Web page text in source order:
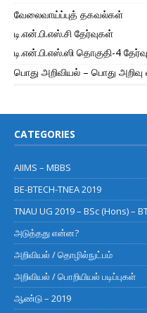
வேலைவாய்ப்புத் தகவல்கள்
டி.என்.பி.எஸ்.சி தேர்வுகள்
டி.என்.பி.எஸ்.ஸி தொகுதி-4
பொது அறிவியல் – பொது
CATEGORIES
AIIMS – MBBS
BE-BTECH-TNEA 2019
TNAU UG 2019 – BSc (Hons) –
அடுத்தது என்ன?
அறிவியல் / தொழில்நுட்பம்
அறிவியல் / பொறியியல் படிப்புகள்
ஆண்டு – 2019